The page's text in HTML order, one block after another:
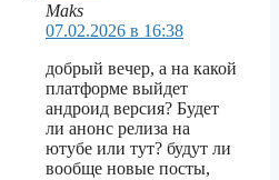
Maks
07.02.2026 в 16:38
добрый вечер, а на какой
платформе выйдет
андроид версия? Будет
ли анонс релиза на
ютубе или тут? будут ли
вообще новые посты,